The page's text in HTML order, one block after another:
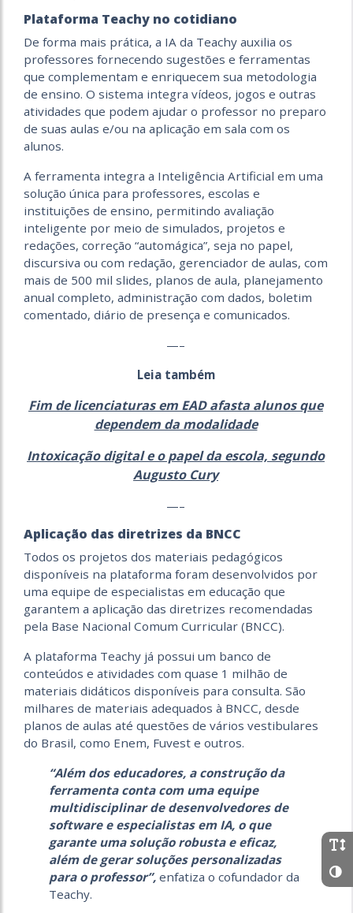
Plataforma Teachy no cotidiano
De forma mais prática, a IA da Teachy auxilia os
professores fornecendo sugestões e ferramentas
que complementam e enriquecem sua metodologia
de ensino. O sistema integra vídeos, jogos e outras
atividades que podem ajudar o professor no preparo
de suas aulas e/ou na aplicação em sala com os
alunos.
A ferramenta integra a Inteligência Artificial em uma
solução única para professores, escolas e
instituições de ensino, permitindo avaliação
inteligente por meio de simulados, projetos e
redações, correção “automágica”, seja no papel,
discursiva ou com redação, gerenciador de aulas, com
mais de 500 mil slides, planos de aula, planejamento
anual completo, administração com dados, boletim
comentado, diário de presença e comunicados.
—–
Leia também
Fim de licenciaturas em EAD afasta alunos que
dependem da modalidade
Intoxicação digital e o papel da escola, segundo
Augusto Cury
—–
Aplicação das diretrizes da BNCC
Todos os projetos dos materiais pedagógicos
disponíveis na plataforma foram desenvolvidos por
uma equipe de especialistas em educação que
garantem a aplicação das diretrizes recomendadas
pela Base Nacional Comum Curricular (BNCC).
A plataforma Teachy já possui um banco de
conteúdos e atividades com quase 1 milhão de
materiais didáticos disponíveis para consulta. São
milhares de materiais adequados à BNCC, desde
planos de aulas até questões de vários vestibulares
do Brasil, como Enem, Fuvest e outros.
“Além dos educadores, a construção da
ferramenta conta com uma equipe
multidisciplinar de desenvolvedores de
software e especialistas em IA, o que
garante uma solução robusta e eficaz,
além de gerar soluções personalizadas
para o professor”, enfatiza o cofundador da
Teachy.